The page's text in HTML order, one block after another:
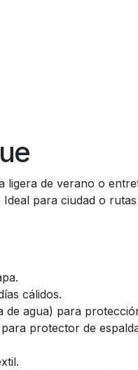
ligera de verano o
para ciudad o
cálidos.
agua) para
protector de